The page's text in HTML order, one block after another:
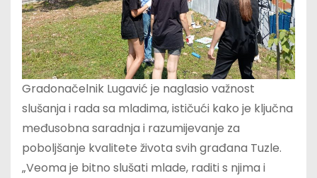
Gradonačelnik Lugavić je naglasio važnost
slušanja i rada sa mladima, ističući kako je ključna
međusobna saradnja i razumijevanje za
poboljšanje kvalitete života svih građana Tuzle.
„Veoma je bitno slušati mlade, raditi s njima i